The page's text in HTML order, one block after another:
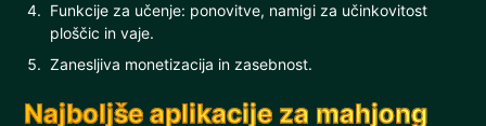
Funkcije za učenje: ponovitve, namigi za učinkovitost
ploščic in vaje.
Zanesljiva monetizacija in zasebnost.
Najboljše aplikacije za mahjong